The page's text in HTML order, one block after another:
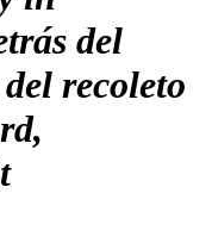
del
recoleto